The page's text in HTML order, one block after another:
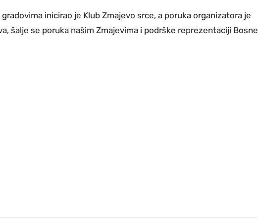
inicirao je Klub Zmajevo srce, a poruka organizatora je
šalje se poruka našim Zmajevima i podrške reprezentaciji Bosne